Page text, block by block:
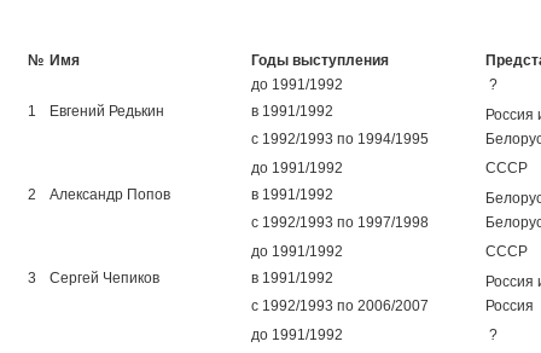
№ Имя Годы выступления
1 Евгений Редькин
до 1991/1992
?
в 1991/1992
Россия
с 1992/1993 по 1994/1995
2 Александр Попов
до 1991/1992
СССР
в 1991/1992
с 1992/1993 по 1997/1998
3 Сергей Чепиков
до 1991/1992
СССР
в 1991/1992
Россия
с 1992/1993 по 2006/2007
Россия
до 1991/1992
?